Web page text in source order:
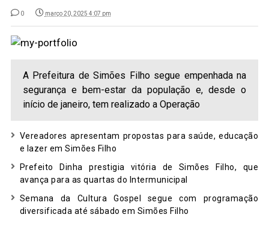
0 março 20, 2025 4:07 pm
A Prefeitura de Simões Filho segue empenhada na
segurança e bem-estar da população e, desde o
início de janeiro, tem realizado a Operação
Vereadores apresentam propostas para saúde, educação
e lazer em Simões Filho
Prefeito Dinha prestigia vitória de Simões Filho, que
avança para as quartas do Intermunicipal
Semana da Cultura Gospel segue com programação
diversificada até sábado em Simões Filho